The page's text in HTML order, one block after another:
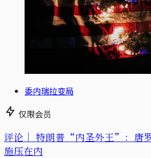
委内瑞拉变局
仅限会员
评论｜ 特朗普“内圣外王”：唐
施压在内